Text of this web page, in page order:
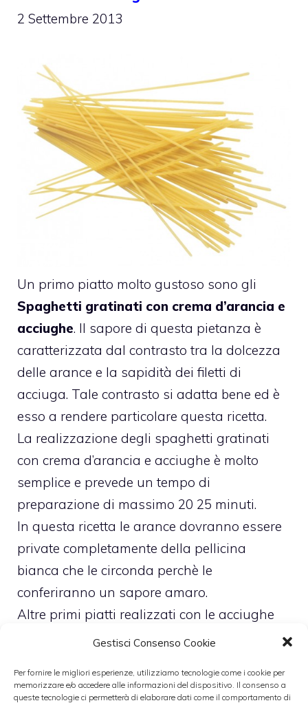
Gestisci Consenso Cookie
Per fornire le migliori esperienze, utilizziamo tecnologie come i cookie per
memorizzare e/o accedere alle informazioni del dispositivo. Il consenso a
queste tecnologie ci permetterà di elaborare dati come il comportamento di
2 Settembre 2013
Un primo piatto molto gustoso sono gli
Spaghetti gratinati con crema d’arancia e
acciughe. Il sapore di questa pietanza è
caratterizzata dal contrasto tra la dolcezza
delle arance e la sapidità dei filetti di
acciuga. Tale contrasto si adatta bene ed è
esso a rendere particolare questa ricetta.
La realizzazione degli spaghetti gratinati
con crema d’arancia e acciughe è molto
semplice e prevede un tempo di
preparazione di massimo 20 25 minuti.
In questa ricetta le arance dovranno essere
private completamente della pellicina
bianca che le circonda perchè le
conferiranno un sapore amaro.
Altre primi piatti realizzati con le acciughe
Bavette con carciofi di Sant’Erasmo,
pomodorini e acciughe.